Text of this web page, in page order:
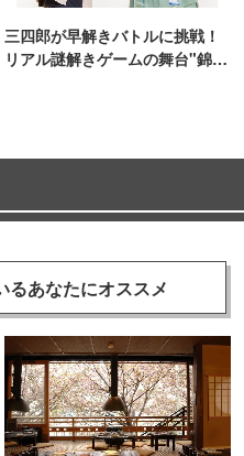
三四郎が早解きバトルに挑戦！
リアル謎解きゲームの舞台"錦糸
るあなたにオススメ